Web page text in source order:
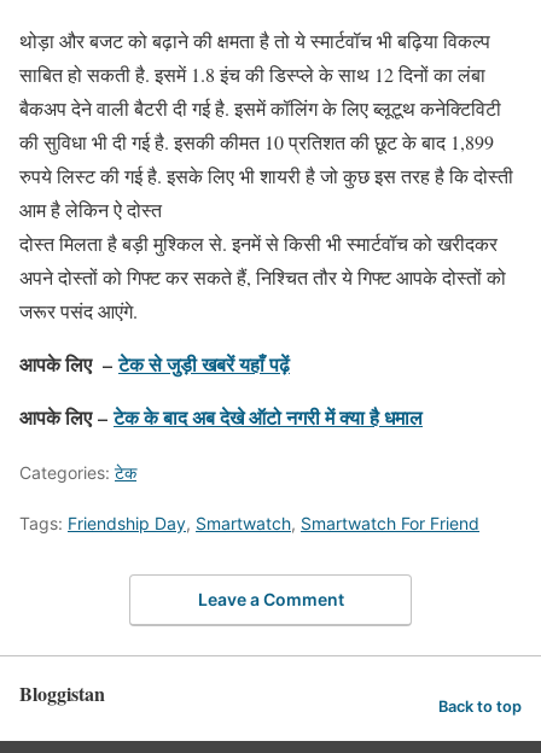
थोड़ा और बजट को बढ़ाने की क्षमता है तो ये स्मार्टवॉच भी बढ़िया विकल्प
साबित हो सकती है. इसमें 1.8 इंच की डिस्प्ले के साथ 12 दिनों का लंबा
बैकअप देने वाली बैटरी दी गई है. इसमें कॉलिंग के लिए ब्लूटूथ कनेक्टिविटी
की सुविधा भी दी गई है. इसकी कीमत 10 प्रतिशत की छूट के बाद 1,899
रुपये लिस्ट की गई है. इसके लिए भी शायरी है जो कुछ इस तरह है कि दोस्ती
आम है लेकिन ऐ दोस्त
दोस्त मिलता है बड़ी मुश्किल से. इनमें से किसी भी स्मार्टवॉच को खरीदकर
अपने दोस्तों को गिफ्ट कर सकते हैं, निश्चित तौर ये गिफ्ट आपके दोस्तों को
जरूर पसंद आएंगे.
आपके लिए –टेक से जुड़ी खबरें यहाँ पढ़ें
आपके लिए – टेक के बाद अब देखे ऑटो नगरी में क्या है धमाल
Categories: टेक
Tags: Friendship Day, Smartwatch, Smartwatch For Friend
Leave a Comment
Bloggistan Back to top